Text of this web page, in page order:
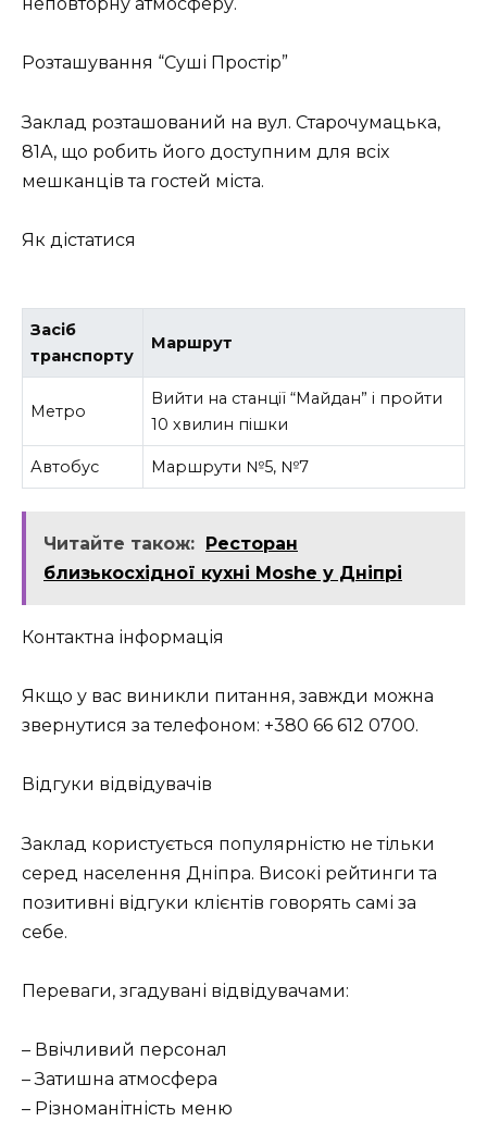
Розташування “Суші Простір”
Заклад розташований на вул. Старочумацька,
81А, що робить його доступним для всіх
мешканців та гостей міста.
Як дістатися
Засіб
транспорту
Маршрут
Метро
Вийти на станції “Майдан” і пройти
10 хвилин пішки
Автобус Маршрути №5, №7
Читайте також: Ресторан
близькосхідної кухні Moshe у Дніпрі
Контактна інформація
Якщо у вас виникли питання, завжди можна
звернутися за телефоном: +380 66 612 0700.
Відгуки відвідувачів
Заклад користується популярністю не тільки
серед населення Дніпра. Високі рейтинги та
позитивні відгуки клієнтів говорять самі за
себе.
Переваги, згадувані відвідувачами:
– Ввічливий персонал
– Затишна атмосфера
– Різноманітність меню